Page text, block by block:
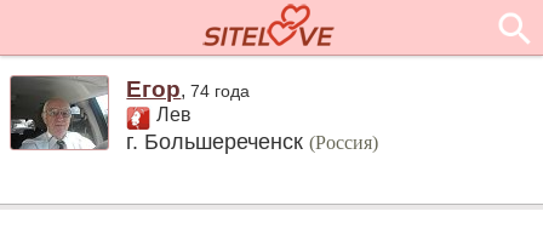
Егор,74 года
Лев
г. Большереченск(Россия)